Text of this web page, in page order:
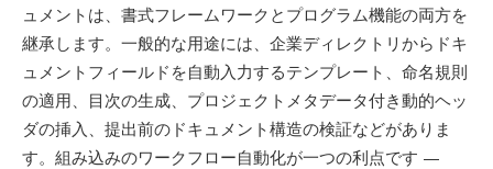
ュメントは、書式フレームワークとプログラム機能の両方を
継承します。一般的な用途には、企業ディレクトリからドキ
ュメントフィールドを自動入力するテンプレート、命名規則
の適用、目次の生成、プロジェクトメタデータ付き動的ヘッ
ダの挿入、提出前のドキュメント構造の検証などがありま
す。組み込みのワークフロー自動化が一つの利点です —